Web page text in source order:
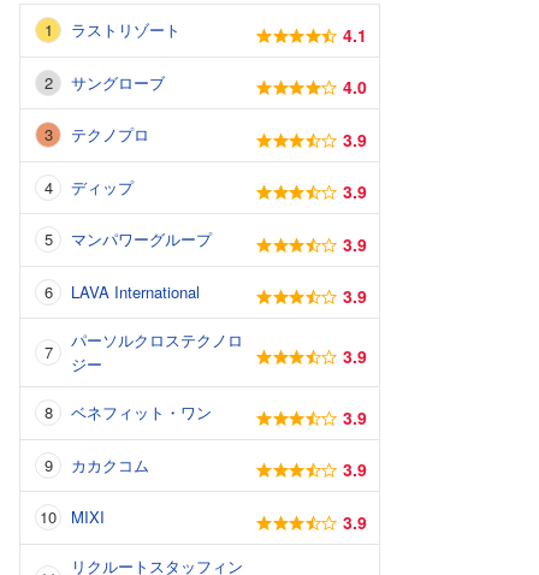
ラストリゾート 4.1
サングローブ 4.0
テクノプロ 3.9
ディップ 3.9
マンパワーグループ 3.9
LAVA International 3.9
パーソルクロステクノロ
ジー
3.9
ベネフィット・ワン 3.9
カカクコム 3.9
MIXI 3.9
リクルートスタッフィン